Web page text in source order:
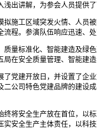
出讲解，为参会人员提供
拟施工区域突发火情、人员
程。参演队伍响应迅速、
质量标准化、智能建造及绿
在安全质量管理、智能建
了党建开放日，并设置了企
二公司特色党建品牌的建
终将安全生产放在首位，以
实安全生产主体责任，以科